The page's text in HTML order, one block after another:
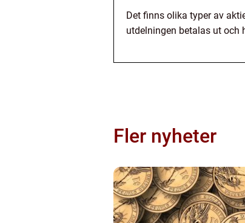
Det finns olika typer av
utdelningen betalas ut och
Fler nyheter